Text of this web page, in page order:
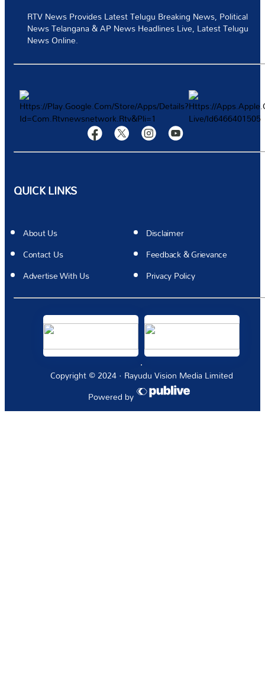
టెక్నాలజీ
స్పోర్ట్స్
వీడియోస్
మరిన్ని
RTV News Provides Latest Telugu Breaking News, Political
News Telangana & AP News Headlines Live, Latest Telugu
News Online.
QUICK LINKS
About Us
Disclaimer
Contact Us
Feedback & Grievance
Advertise With Us
Privacy Policy
Copyright © 2024 · Rayudu Vision Media Limited
Powered by